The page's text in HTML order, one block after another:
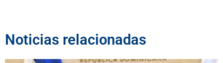
Noticias relacionadas